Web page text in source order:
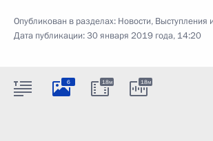
Опубликован в разделах: Новости, Выступления
Дата публикации:30 января 2019 года, 14:20
6 18м 18м